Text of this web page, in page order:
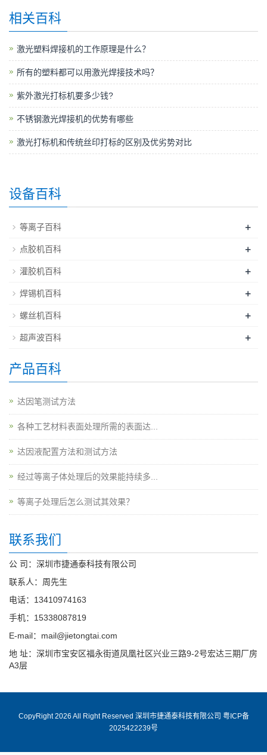
相关百科
激光塑料焊接机的工作原理是什么？
所有的塑料都可以用激光焊接技术吗？
紫外激光打标机要多少钱?
不锈钢激光焊接机的优势有哪些
激光打标机和传统丝印打标的区别及优劣势对比
设备百科
等离子百科 +
点胶机百科 +
灌胶机百科 +
焊锡机百科 +
螺丝机百科 +
超声波百科 +
产品百科
达因笔测试方法
各种工艺材料表面处理所需的表面达...
达因液配置方法和测试方法
经过等离子体处理后的效果能持续多...
等离子处理后怎么测试其效果？
联系我们
公 司：深圳市捷通泰科技有限公司
联系人：周先生
电话：13410974163
手机：15338087819
E-mail：mail@jietongtai.com
地 址：深圳市宝安区福永街道凤凰社区兴业三路9-2号宏达三期厂房
A3层
CopyRight 2026 All Right Reserved 深圳市捷通泰科技有限公司 粤ICP备
2025422239号